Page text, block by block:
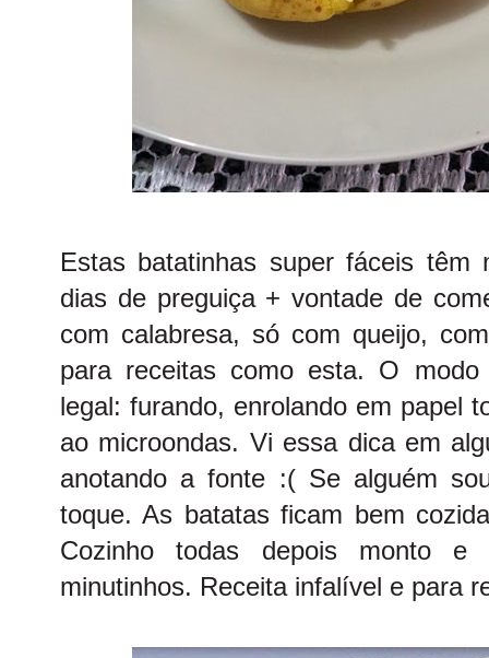
Estas batatinhas super fáceis
dias de preguiça + vontade de
com calabresa, só com queijo,
para receitas como esta. O
legal: furando, enrolando em papel
ao microondas. Vi essa dica em
anotando a fonte :( Se alguém
toque. As batatas ficam bem
Cozinho todas depois monto
minutinhos. Receita infalível e para